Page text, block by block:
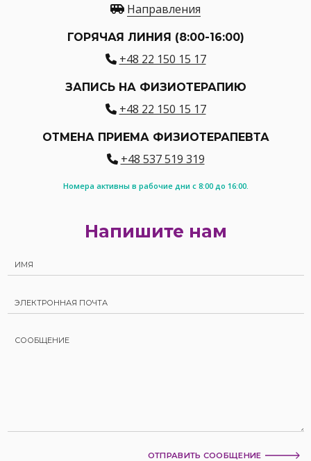
Направления
ГОРЯЧАЯ ЛИНИЯ (8:00-16:00)
+48 22 150 15 17
ЗАПИСЬ НА ФИЗИОТЕРАПИЮ
+48 22 150 15 17
ОТМЕНА ПРИЕМА ФИЗИОТЕРАПЕВТА
+48 537 519 319
Номера активны в рабочие дни с 8:00 до 16:00.
Напишите нам
ОТПРАВИТЬ СООБЩЕНИЕ